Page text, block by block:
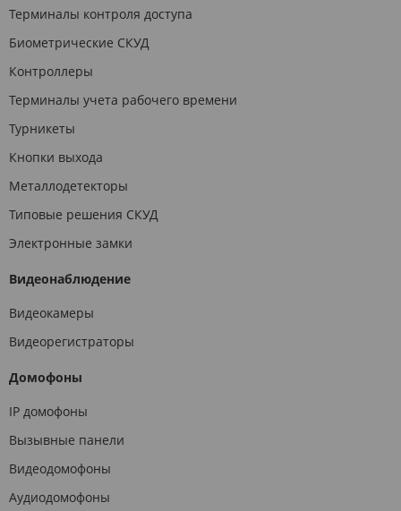
Терминалы контроля доступа
Биометрические СКУД
Контроллеры
Терминалы учета рабочего времени
Турникеты
Кнопки выхода
Металлодетекторы
Типовые решения СКУД
Электронные замки
Видеонаблюдение
Видеокамеры
Видеорегистраторы
Домофоны
IP домофоны
Вызывные панели
Видеодомофоны
Аудиодомофоны